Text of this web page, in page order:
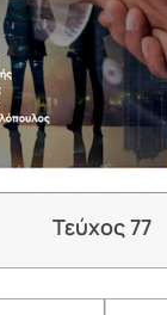
Τεύχος 77